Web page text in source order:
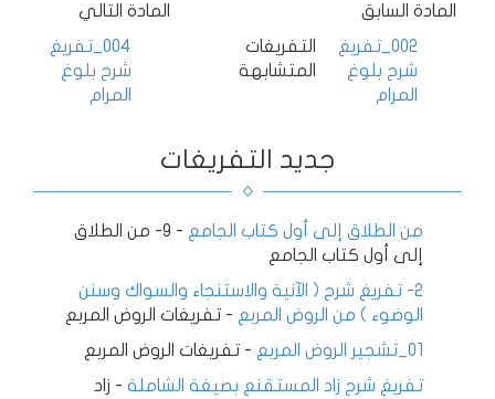
المادة السابق
002_تفريغ
شرح بلوغ
المرام
التفريغات
المتشابهة
المادة التالي
004_تفريغ
شرح بلوغ
المرام
جديد التفريغات
من الطلاق إلى أول كتاب الجامع -
9- من الطلاق
إلى أول كتاب الجامع
2- تفريغ شرح ( الآنية والاستنجاء والسواك وسنن
الوضوء ) من الروض المربع - تفريغات الروض المربع
01_تشجير الروض المربع
- تفريغات الروض المربع
تفريغ شرح زاد المستقنع بصيغة الشاملة - زاد